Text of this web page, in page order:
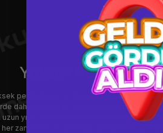
Yüksek Performans
performansı ve dayanıklılığı ile öne
dahi güvenilir bir performans sunar. Uzun
uzun yıllar boyunca karşılayacak
her zaman en üst düzeyde performans